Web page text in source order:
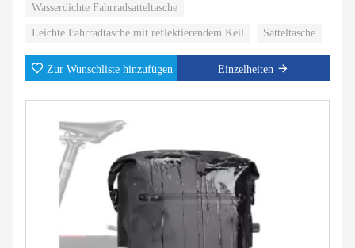
2. Wasserdichte Stoffe müssen sich keine Sorgen machen, an
Wasserdichte Fahrradsatteltasche
Leichte Fahrradtasche mit reflektierendem Keil Satteltasche
Zur Wunschliste hinzufügen Einzelheiten